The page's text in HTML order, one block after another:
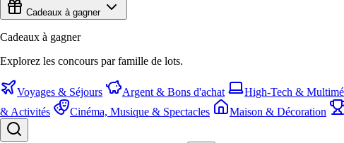
Cadeaux à gagner
Cadeaux à gagner
Explorez les concours par famille de lots.
Voyages & Séjours Argent & Bons d'achat High-Tech &
& Activités
Cinéma, Musique & Spectacles Maison & Décoration